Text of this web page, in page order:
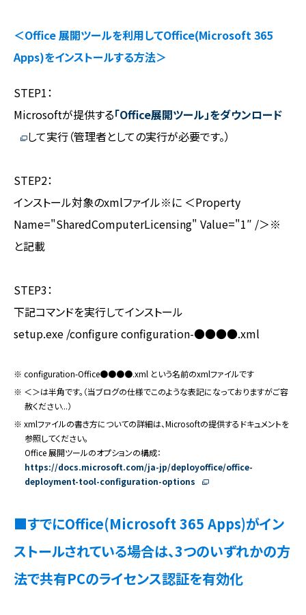
＜Office 展開ツールを利用してOffice(Microsoft 365
Apps)をインストールする方法＞
STEP1：
Microsoftが提供する「Office展開ツール」をダウンロード
して実行（管理者としての実行が必要です。）
STEP2：
インストール対象のxmlファイル※に ＜Property
Name="SharedComputerLicensing" Value="1″ /＞※
と記載
STEP3：
下記コマンドを実行してインストール
setup.exe /configure configuration-●●●●.xml
※ configuration-Office●●●●.xml という名前のxmlファイルです
※ ＜＞は半角です。（当ブログの仕様でこのような表記になっておりますがご容
赦ください...）
※ xmlファイルの書き方についての詳細は、Microsoftの提供するドキュメントを
参照してください。
Office 展開ツールのオプションの構成：
https://docs.microsoft.com/ja-jp/deployoffice/office-
deployment-tool-configuration-options
■すでにOffice(Microsoft 365 Apps)がイン
ストールされている場合は、3つのいずれかの方
法で共有PCのライセンス認証を有効化